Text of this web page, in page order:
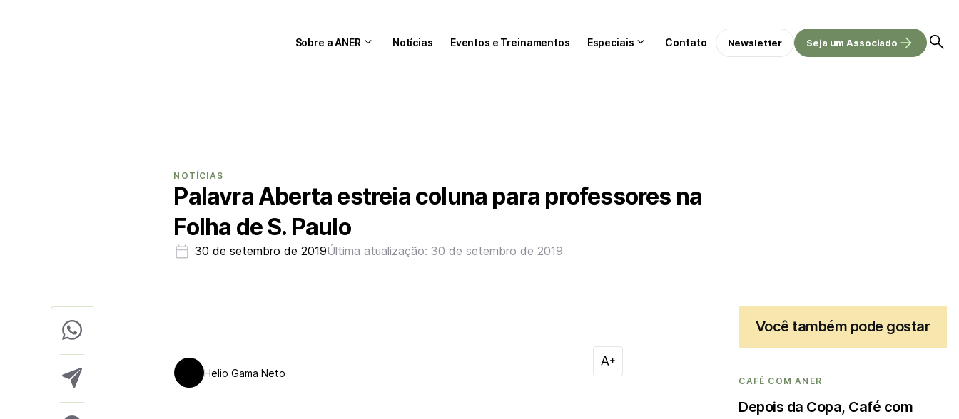
Sobre a ANER Notícias Eventos e Treinamentos Especiais Contato Newsletter Seja um Associado
NOTÍCIAS
Palavra Aberta estreia coluna para professores na
Folha de S. Paulo
30 de setembro de 2019Última atualização: 30 de setembro de 2019
Helio Gama Neto
Você também pode gostar
CAFÉ COM ANER
Depois da Copa, Café com